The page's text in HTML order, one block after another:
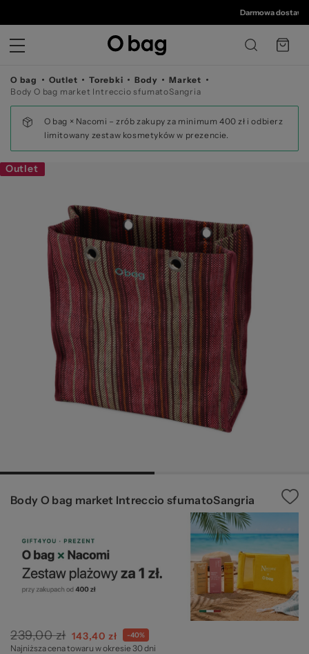
©
Darmowa dostawa
O bag Outlet Torebki Body
Market
Body O bag market Intreccio sfumatoSangria
O bag × Nacomi – zrób zakupy za minimum 400 zł i odbierz
limitowany zestaw kosmetyków w prezencie.
Outlet
Body O bag market Intreccio sfumatoSangria
239,00 zł Cena
specjalna
143,40 zł -40%
Najniższa cena towaru w okresie 30 dni